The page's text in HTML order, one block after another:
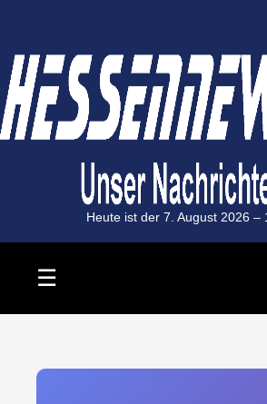
Heute ist der 7. August 2026 –